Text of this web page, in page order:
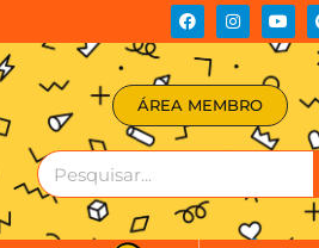
ÁREA MEMBRO